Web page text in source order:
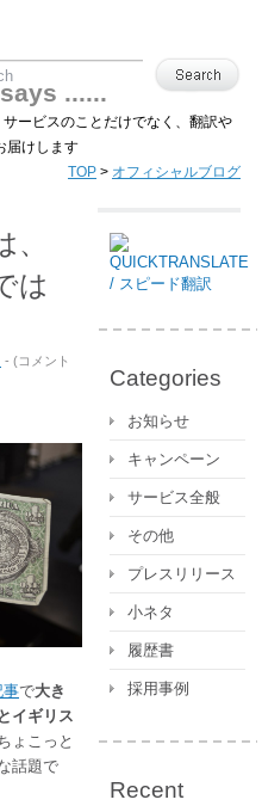
says ......
ービスのことだけでなく、翻訳や
届けします
TOP > オフィシャルブログ
は
- (イ
の
億
は、
ア
メ
リ
10
億
で
は
コメント
事で大き
イギリス
ょこっと
話題で
Categories
お知らせ
キャンペーン
サービス全般
その他
プレスリリース
小ネタ
履歴書
採用事例
Recent